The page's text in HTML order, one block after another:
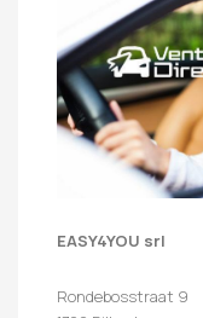
EASY4YOU srl
Rondebosstraat 9